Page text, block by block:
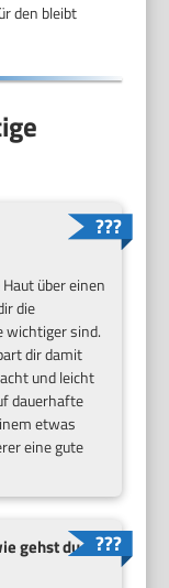
den bleibt
über einen
die
wichtiger sind.
dir damit
und leicht
dauerhafte
etwas
eine gute
gehst du